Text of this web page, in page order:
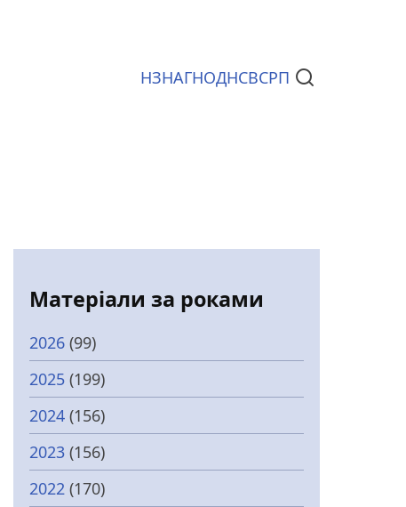
Документи
НЗНАГНОДНСВСРП
Матеріали за роками
2026 (99)
2025 (199)
2024 (156)
2023 (156)
2022 (170)